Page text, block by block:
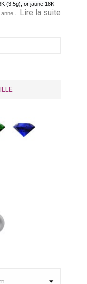
(3.5g), or jaune 18K
1.40
... Lire la suite
Saphir
bleu